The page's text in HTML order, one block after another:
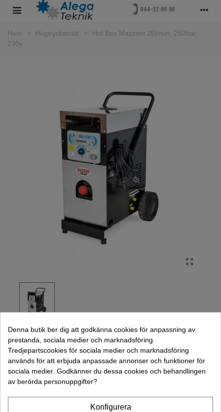
Hem > Högtryckstvätt >
Hot Box Mazzoni 25l/min, 250bar,
230v
HOT BOX MAZZONI 25L/MIN, 250BAR, 230V
26 500,00 kr (exkl. moms)
Denna butik ber dig att godkänna cookies för anpassning av
prestanda, sociala medier och marknadsföring.
Tredjepartscookies för sociala medier och marknadsföring
används för att erbjuda anpassade annonser och funktioner för
sociala medier. Godkänner du dessa cookies och behandlingen
av berörda personuppgifter?
Konfigurera